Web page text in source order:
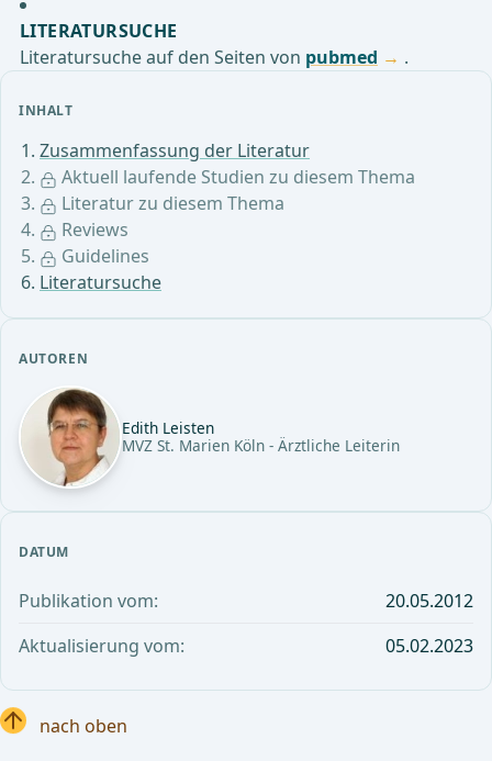
INHALT
Zusammenfassung der Literatur
Aktuell laufende Studien zu diesem Thema
Literatur zu diesem Thema
Reviews
Guidelines
Literatursuche
AUTOREN
Edith Leisten
MVZ St. Marien Köln - Ärztliche Leiterin
DATUM
Publikation vom:
20.05.2012
Aktualisierung vom:
05.02.2023
LITERATURSUCHE
Literatursuche auf den Seiten von pubmed .
nach oben